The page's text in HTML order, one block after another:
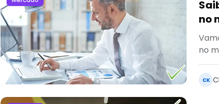
no
no
CK